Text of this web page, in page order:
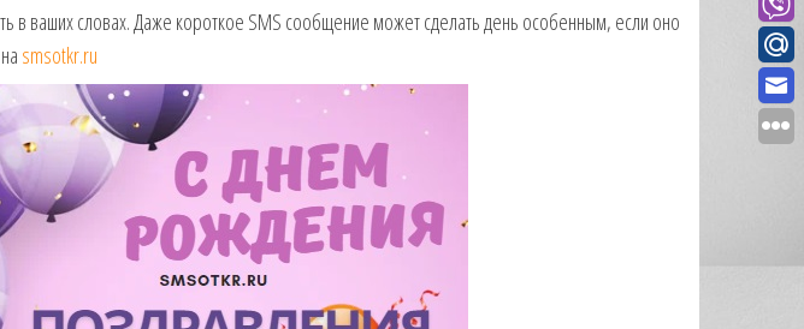
в ваших словах. Даже короткое SMS сообщение может сделать день особенным, если оно
smsotkr.ru